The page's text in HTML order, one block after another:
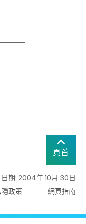
頁首
期: 2004年 10月 30日
政策 網頁指南